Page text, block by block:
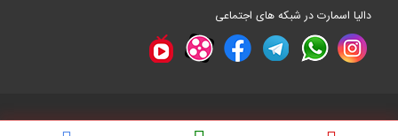
دالیا اسمارت در شبکه های اجتماعی